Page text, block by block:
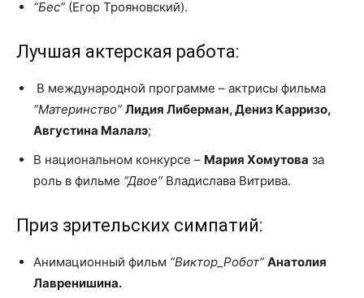
“Бес” (Егор Трояновский).
Лучшая актерская работа:
В международной программе – актрисы фильма
“Материнство” Лидия Либерман, Дениз Карризо,
Августина Малалэ;
В национальном конкурсе – Мария Хомутова за
роль в фильме “Двое” Владислава Витрива.
Приз зрительских симпатий:
Анимационный фильм “Виктор_Робот” Анатолия
Лавренишина.